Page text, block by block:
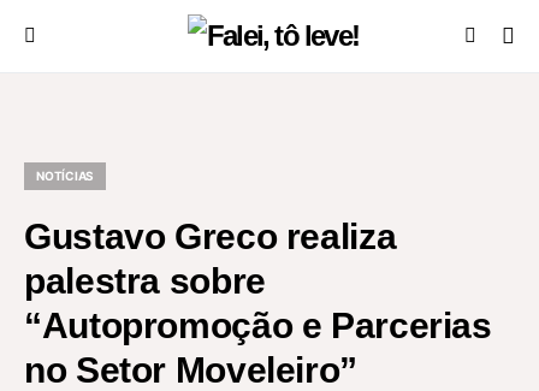
NOTÍCIAS
Gustavo Greco realiza
palestra sobre
“Autopromoção e Parcerias
no Setor Moveleiro”